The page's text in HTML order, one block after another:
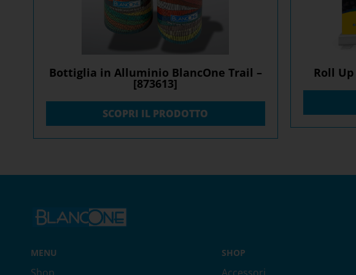
Bottiglia in Alluminio BlancOne Trail –
[873613]
SCOPRI IL PRODOTTO
Roll
MENU SHOP